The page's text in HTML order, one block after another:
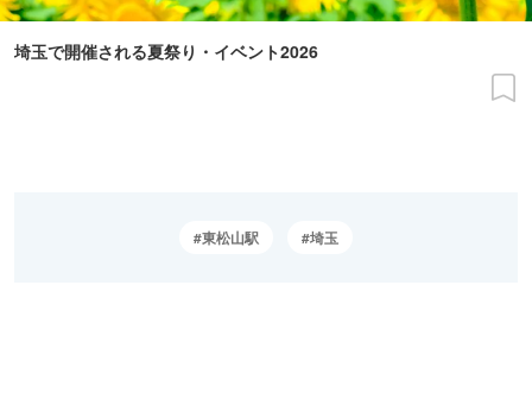
埼玉で開催される夏祭り・イベント2026
東松山駅 埼玉